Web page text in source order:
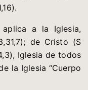
aplica a la Iglesia,
de Cristo (S
Iglesia de todos
la Iglesia “Cuerpo